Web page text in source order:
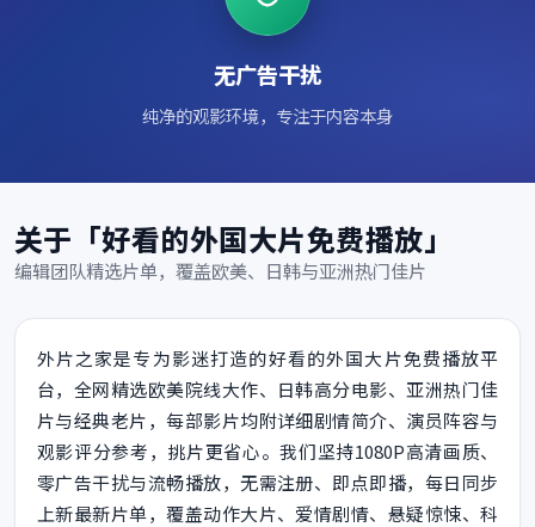
无广告干扰
纯净的观影环境，专注于内容本身
关于「好看的外国大片免费播放」
编辑团队精选片单，覆盖欧美、日韩与亚洲热门佳片
外片之家是专为影迷打造的好看的外国大片免费播放平
台，全网精选欧美院线大作、日韩高分电影、亚洲热门佳
片与经典老片，每部影片均附详细剧情简介、演员阵容与
观影评分参考，挑片更省心。我们坚持1080P高清画质、
零广告干扰与流畅播放，无需注册、即点即播，每日同步
上新最新片单，覆盖动作大片、爱情剧情、悬疑惊悚、科